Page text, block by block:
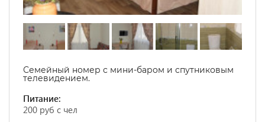
Семейный номер с мини-баром и спутниковым
телевидением.
Питание:
200 руб с чел